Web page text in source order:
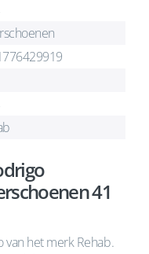
41
van het merk Rehab.